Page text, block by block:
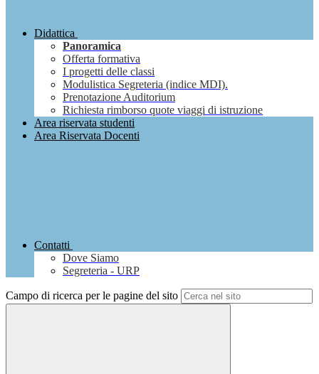
Didattica
Panoramica
Offerta formativa
I progetti delle classi
Modulistica Segreteria (indice MDI).
Prenotazione Auditorium
Richiesta rimborso quote viaggi di istruzione
Area riservata studenti
Area Riservata Docenti
Contatti
Dove Siamo
Segreteria - URP
Campo di ricerca per le pagine del sito